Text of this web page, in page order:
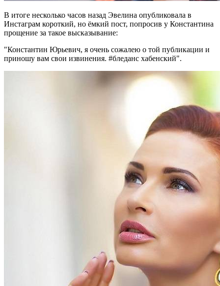
В итоге несколько часов назад Эвелина опубликовала в
Инстаграм короткий, но ёмкий пост, попросив у Константина
прощение за такое высказывание:
"Константин Юрьевич, я очень сожалею о той публикации и
приношу вам свои извинения. #бледанс хабенский".